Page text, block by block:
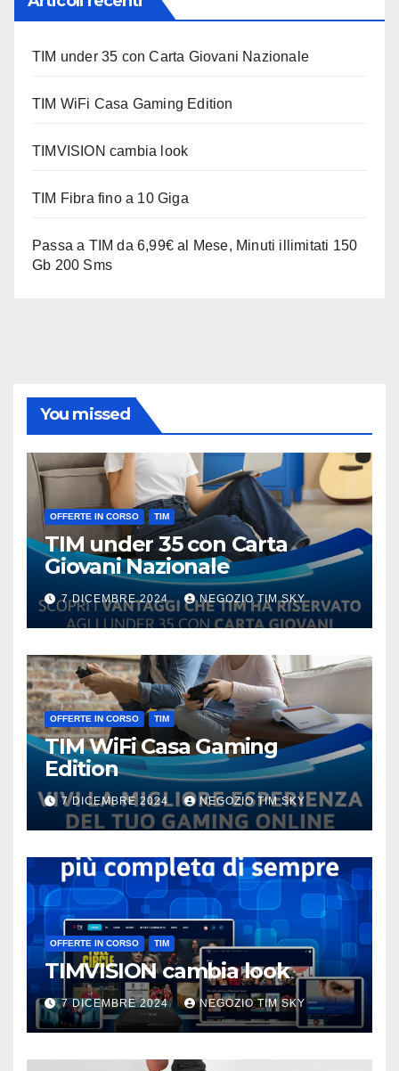
TIM under 35 con Carta Giovani Nazionale
TIM WiFi Casa Gaming Edition
TIMVISION cambia look
TIM Fibra fino a 10 Giga
Passa a TIM da 6,99€ al Mese, Minuti illimitati 150
Gb 200 Sms
You missed
OFFERTE IN CORSO TIM
TIM under 35 con Carta
Giovani Nazionale
7 DICEMBRE 2024 NEGOZIO TIM SKY
OFFERTE IN CORSO TIM
TIM WiFi Casa Gaming
Edition
7 DICEMBRE 2024 NEGOZIO TIM SKY
OFFERTE IN CORSO TIM
TIMVISION cambia look
7 DICEMBRE 2024 NEGOZIO TIM SKY